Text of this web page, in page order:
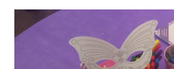
(quasi)
green